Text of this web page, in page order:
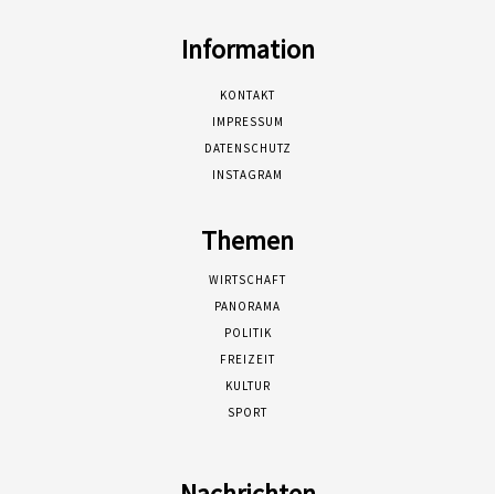
Information
KONTAKT
IMPRESSUM
DATENSCHUTZ
INSTAGRAM
Themen
WIRTSCHAFT
PANORAMA
POLITIK
FREIZEIT
KULTUR
SPORT